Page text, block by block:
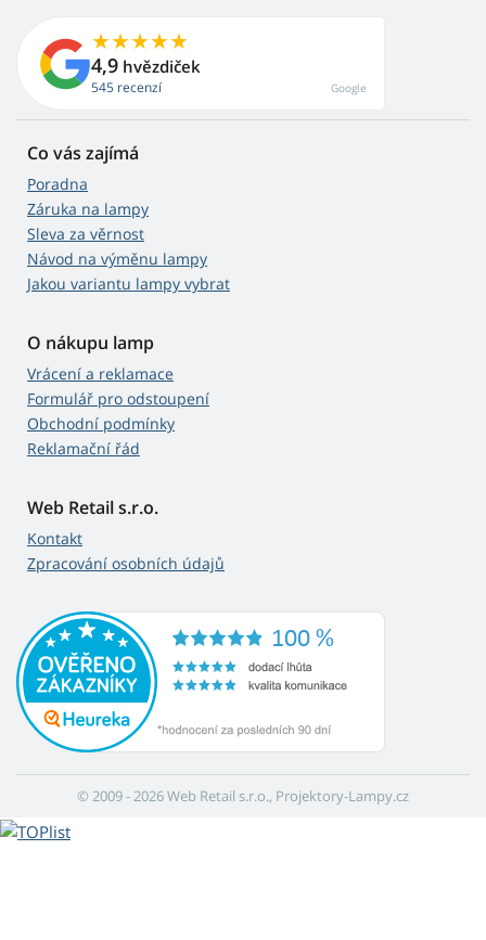
4,9 hvězdiček
545 recenzí Google
Co vás zajímá
Poradna
Záruka na lampy
Sleva za věrnost
Návod na výměnu lampy
Jakou variantu lampy vybrat
O nákupu lamp
Vrácení a reklamace
Formulář pro odstoupení
Obchodní podmínky
Reklamační řád
Web Retail s.r.o.
Kontakt
Zpracování osobních údajů
© 2009 - 2026 Web Retail s.r.o., Projektory-Lampy.cz